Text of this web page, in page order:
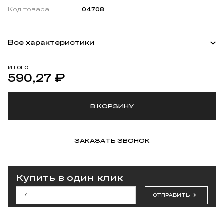
ИТОГО:
590,27 ₽
В КОРЗИНУ
ЗАКАЗАТЬ ЗВОНОК
Код товара:
04708
Все характеристики
Купить в один клик
ОТПРАВИТЬ